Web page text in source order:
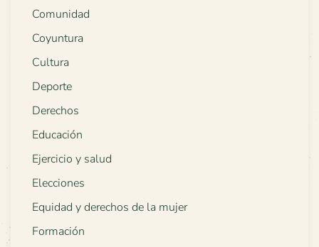
Comunidad
Coyuntura
Cultura
Deporte
Derechos
Educación
Ejercicio y salud
Elecciones
Equidad y derechos de la mujer
Formación